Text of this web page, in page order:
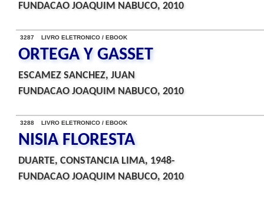
FUNDACAO JOAQUIM NABUCO, 2010
3287 LIVRO ELETRONICO / EBOOK
ORTEGA Y GASSET
ESCAMEZ SANCHEZ, JUAN
FUNDACAO JOAQUIM NABUCO, 2010
3288 LIVRO ELETRONICO / EBOOK
NISIA FLORESTA
DUARTE, CONSTANCIA LIMA, 1948-
FUNDACAO JOAQUIM NABUCO, 2010